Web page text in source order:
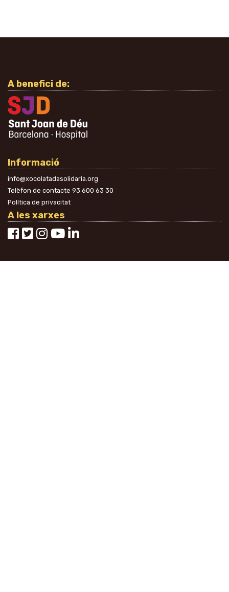
A benefici de:
Informació
info@xocolatadasolidaria.org
Telèfon de contacte 93 600 63 30
Política de privacitat
A les xarxes